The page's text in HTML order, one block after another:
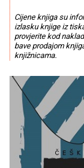
Cijene knjiga su
izlasku knjige iz
provjerite kod
bave prodajom
knjižnicama.